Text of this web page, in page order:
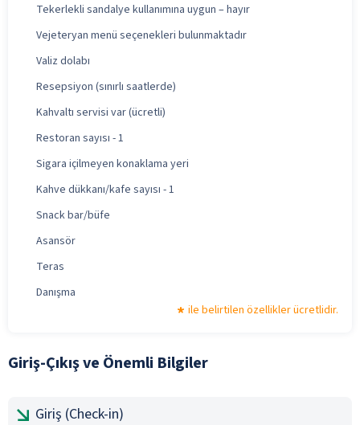
Tekerlekli sandalye kullanımına uygun – hayır
Vejeteryan menü seçenekleri bulunmaktadır
Valiz dolabı
Resepsiyon (sınırlı saatlerde)
Kahvaltı servisi var (ücretli)
Restoran sayısı - 1
Sigara içilmeyen konaklama yeri
Kahve dükkanı/kafe sayısı - 1
Snack bar/büfe
Asansör
Teras
Danışma
ile belirtilen özellikler ücretlidir.
Giriş-Çıkış ve Önemli Bilgiler
Giriş (Check-in)